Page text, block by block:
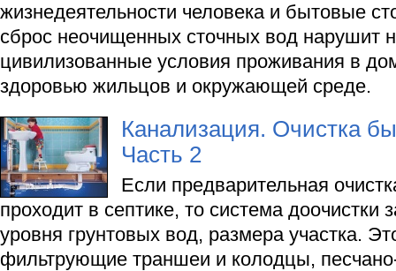
жизнедеятельности человека и бытовые
сброс неочищенных сточных вод нарушит
цивилизованные условия проживания в
здоровью жильцов и окружающей среде.
Канализация. Очистка
Часть 2
Если предварительная
проходит в септике, то система доочистки
уровня грунтовых вод, размера участка.
фильтрующие траншеи и колодцы,